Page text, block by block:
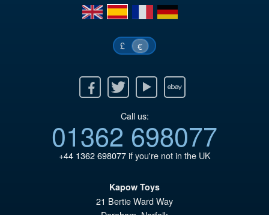
en
es fr de
£ €
Twitter Youtube Ebay
Call us:
01362 698077
+44 1362 698077if you're not in the UK
Kapow Toys
21 Bertie Ward Way